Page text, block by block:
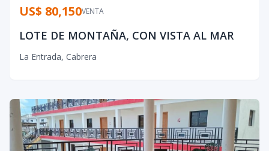
VENTA
US$ 80,150
LOTE DE MONTAÑA, CON VISTA AL MAR
La Entrada, Cabrera